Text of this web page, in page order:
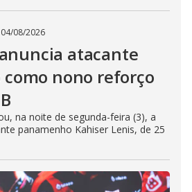
04/08/2026
atacante
nono reforço
na noite de segunda-feira (3), a
panamenho Kahiser Lenis, de 25